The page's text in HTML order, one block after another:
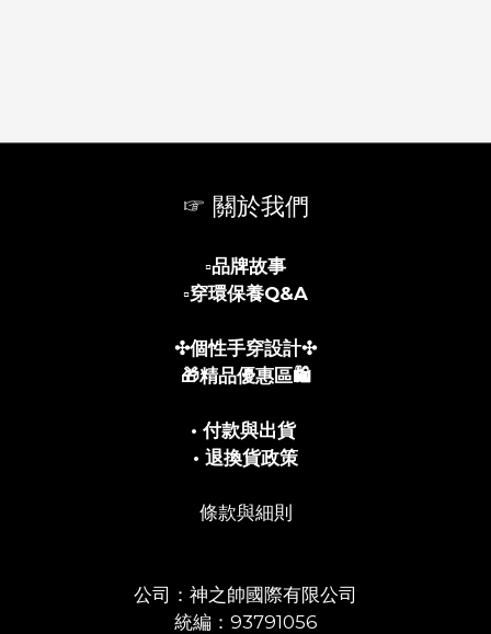
☞ 關於我們
▫️品牌故事
▫️穿環保養Q&A
✣個性手穿設計✣
🎁精品優惠區🛍️
• 付款與出貨
• 退換貨政策
條款與細則
公司：神之帥國際有限公司
統編：93791056